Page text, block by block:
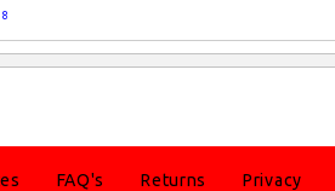
FAQ's Returns Privacy